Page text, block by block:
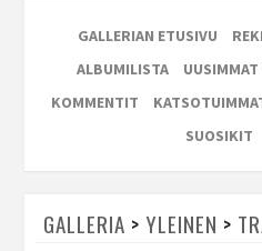
GALLERIAN ETUSIVU
ALBUMILISTA
KOMMENTIT
SUOSIKIT
GALLERIA > YLEINEN >